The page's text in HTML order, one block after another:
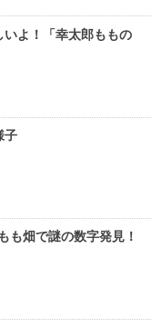
いよ！「幸太郎ももの
子
も畑で謎の数字発見！